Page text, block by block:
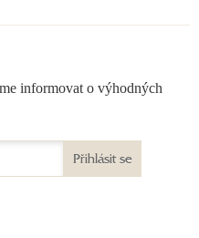
informovat o výhodných
Přihlásit se